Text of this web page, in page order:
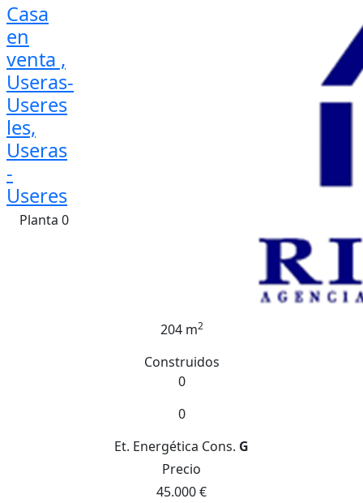
Casa
en
venta ,
Useras-
Useres
les,
Useras
-
Useres
Planta 0
204 m2
Construidos
0
0
Et. Energética Cons. G
Precio
45.000 €